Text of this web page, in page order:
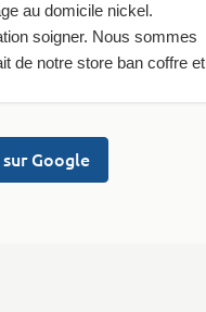
au domicile nickel.
soigner. Nous sommes
de notre store ban coffre et
Google